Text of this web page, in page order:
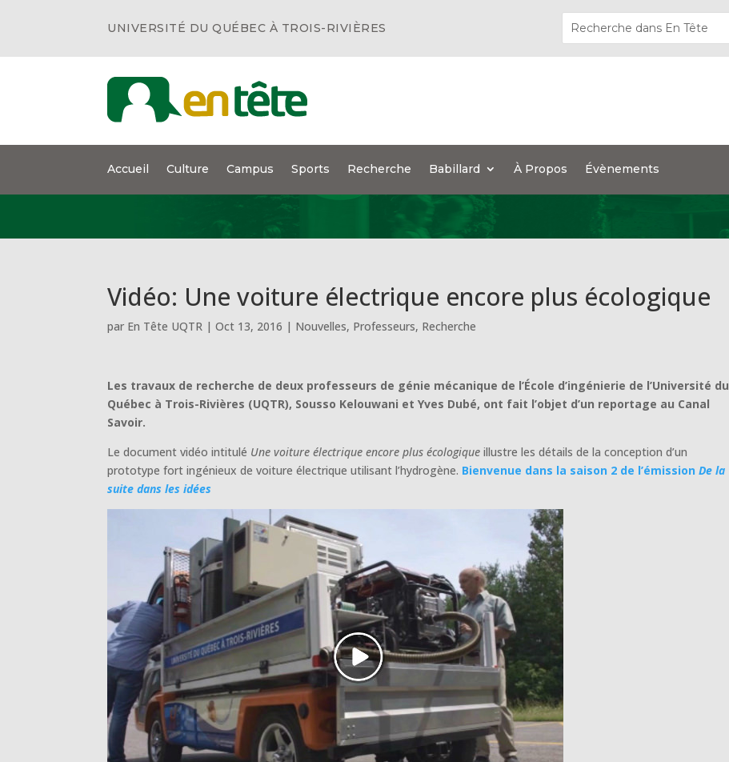
UNIVERSITÉ DU QUÉBEC À TROIS-RIVIÈRES
Accueil Culture Campus Sports Recherche Babillard À Propos Évènements
Vidéo: Une voiture électrique encore plus écologique
par En Tête UQTR |Oct 13, 2016 | Nouvelles, Professeurs, Recherche
Les travaux de recherche de deux professeurs de génie mécanique de l’École d’ingénierie de l’Université du
Québec à Trois-Rivières (UQTR), Sousso Kelouwani et Yves Dubé, ont fait l’objet d’un reportage au Canal
Savoir.
Le document vidéo intitulé Une voiture électrique encore plus écologiqueillustre les détails de la conception d’un
prototype fort ingénieux de voiture électrique utilisant l’hydrogène. Bienvenue dans la saison 2 de l’émissionDe la
suite dans les idées